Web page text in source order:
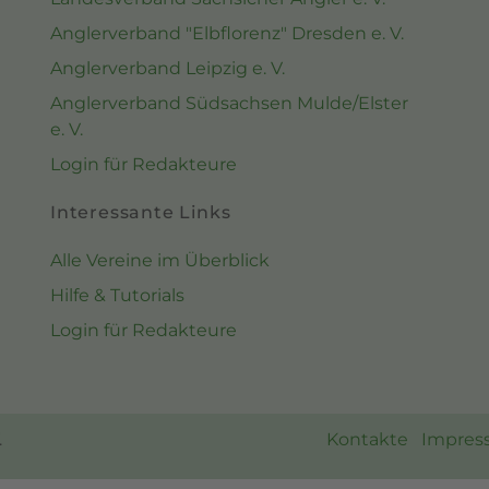
Anglerverband "Elbflorenz" Dresden e. V.
Anglerverband Leipzig e. V.
Anglerverband Südsachsen Mulde/Elster
e. V.
Login für Redakteure
Interessante Links
Alle Vereine im Überblick
Hilfe & Tutorials
Login für Redakteure
Kontakte